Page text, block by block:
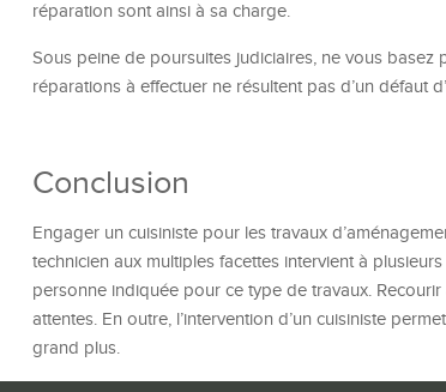
réparation sont ainsi à sa charge.
Sous peine de poursuites judiciaires, ne vous
réparations à effectuer ne résultent pas d’un défaut
Conclusion
Engager un cuisiniste pour les travaux
technicien aux multiples facettes intervient à
personne indiquée pour ce type de travaux.
attentes. En outre, l’intervention d’un cuisiniste
grand plus.